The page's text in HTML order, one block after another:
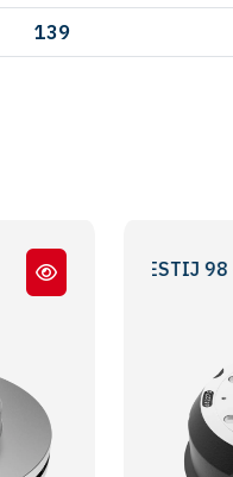
139
- PRESTIJ 98 - 06